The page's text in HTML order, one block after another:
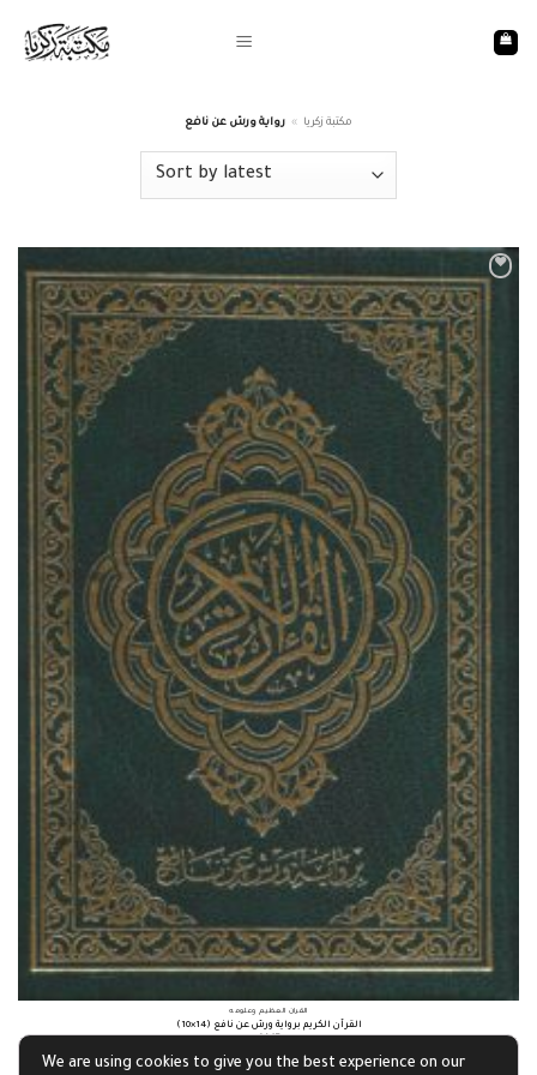
content
مكتبة زكريا » رواية ورش عن نافع
القرآن العظيم وعلومه
القرآن الكريم برواية ورش عن نافع (14×10)
£4.07
Add to basket
We are using cookies to give you the best experience on our